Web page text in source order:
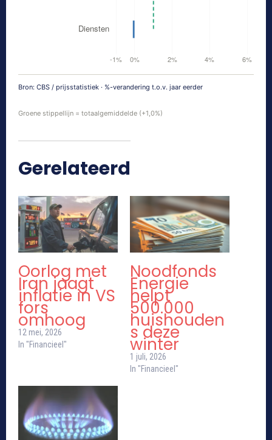
Bron: CBS / prijsstatistiek · %-verandering t.o.v. jaar eerder
Groene stippellijn = totaalgemiddelde (+1,0%)
Gerelateerd
Oorlog met
Iran jaagt
inflatie in VS
fors
omhoog
12 mei, 2026
In "Financieel"
Noodfonds
Energie
helpt
500.000
huishouden
s deze
winter
1 juli, 2026
In "Financieel"